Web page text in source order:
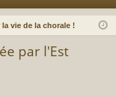
ne
vie de la chorale !
par l'Est